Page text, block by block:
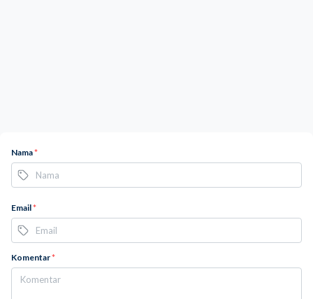
Nama*
Email*
Komentar*